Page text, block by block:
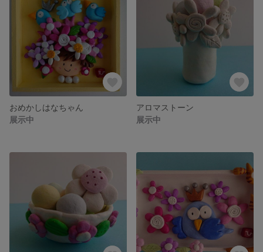
おめかしはなちゃん
展示中
アロマストーン
展示中